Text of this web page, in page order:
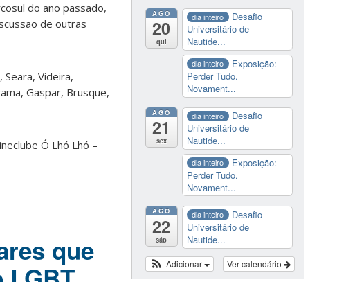
do ano passado,
de outras
Videira,
Gaspar, Brusque,
Ó Lhó Lhó –
que
AGO
20
qui
dia inteiro
Desafio
Universitário de
Nautide...
dia inteiro
Exposição:
Perder Tudo.
Novament...
AGO
21
sex
dia inteiro
Desafio
Universitário de
Nautide...
dia inteiro
Exposição:
Perder Tudo.
Novament...
AGO
22
sáb
dia inteiro
Desafio
Universitário de
Nautide...
Ver calendário
Adicionar